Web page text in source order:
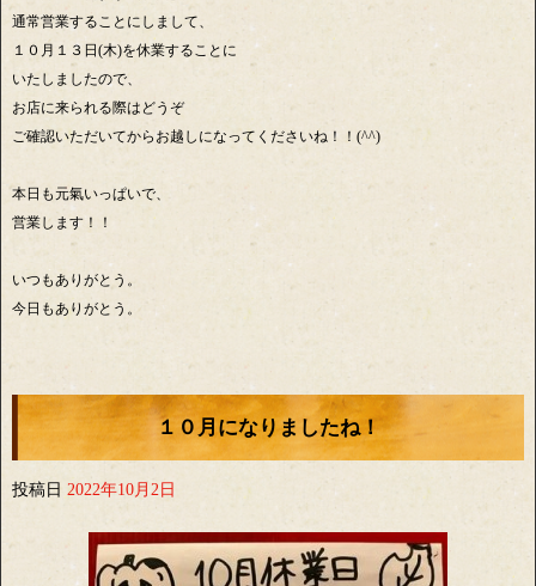
通常営業することにしまして、
１０月１３日(木)を休業することに
いたしましたので、
お店に来られる際はどうぞ
ご確認いただいてからお越しになってくださいね！！(^^)
本日も元氣いっぱいで、
営業します！！
いつもありがとう。
今日もありがとう。
１０月になりましたね！
投稿日 2022年10月2日